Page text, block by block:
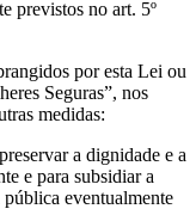
previstos no art. 5º
por esta Lei ou
Seguras”, nos
medidas:
a dignidade e a
e para subsidiar a
pública eventualmente